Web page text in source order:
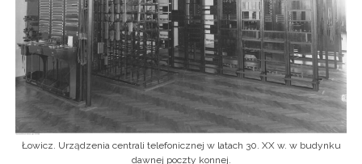
Łowicz. Urządzenia centrali telefonicznej w latach 30. XX w. w budynku
dawnej poczty konnej.